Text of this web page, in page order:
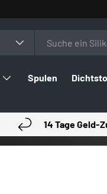
Spulen
14 Tage Geld-